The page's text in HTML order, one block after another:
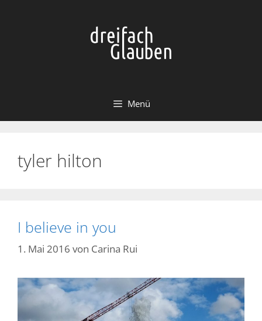
Menü
tyler hilton
I believe in you
1. Mai 2016 von Carina Rui